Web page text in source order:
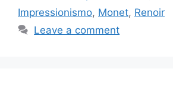
Impressionismo, Monet, Renoir
Leave a comment